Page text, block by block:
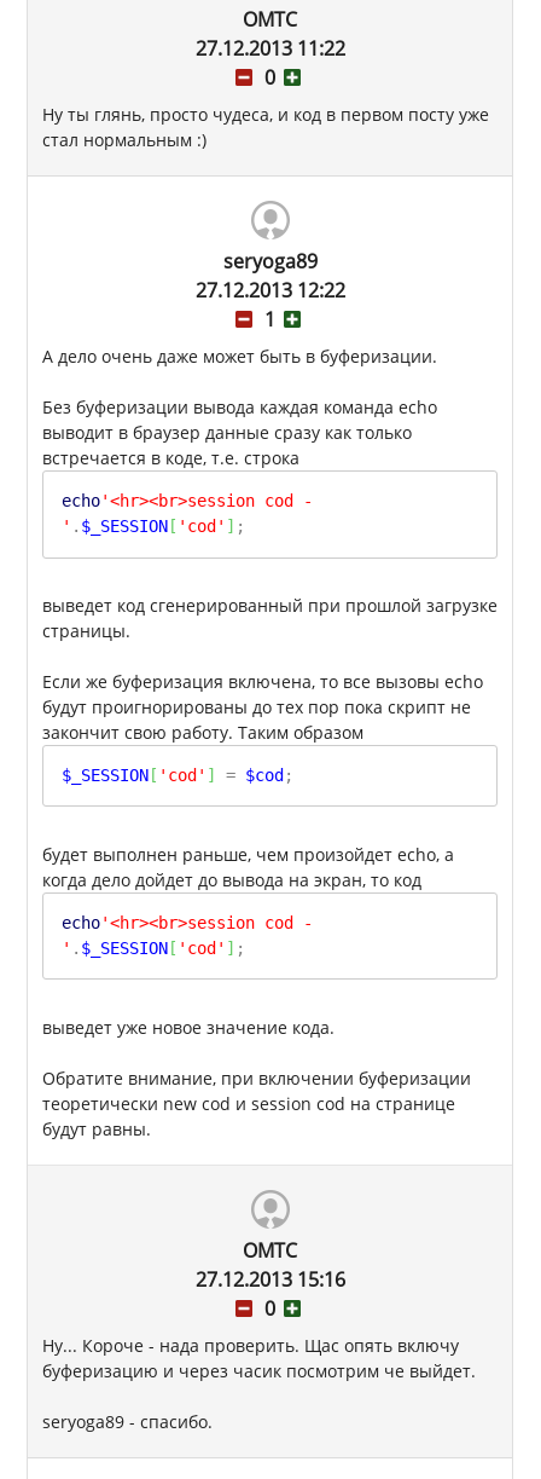
OMTC
27.12.2013 11:22
0
Ну ты глянь, просто чудеса, и код в первом посту уже
стал нормальным :)
seryoga89
27.12.2013 12:22
1
А дело очень даже может быть в буферизации.
Без буферизации вывода каждая команда echo
выводит в браузер данные сразу как только
встречается в коде, т.е. строка
echo'<hr><br>session cod -
' . $_SESSION[ 'cod' ] ;
выведет код сгенерированный при прошлой загрузке
страницы.
Если же буферизация включена, то все вызовы echo
будут проигнорированы до тех пор пока скрипт не
закончит свою работу. Таким образом
$_SESSION[ 'cod' ] = $cod ;
будет выполнен раньше, чем произойдет echo, а
когда дело дойдет до вывода на экран, то код
echo'<hr><br>session cod -
' . $_SESSION[ 'cod' ] ;
выведет уже новое значение кода.
Обратите внимание, при включении буферизации
теоретически new cod и session cod на странице
будут равны.
OMTC
27.12.2013 15:16
0
Ну... Короче - нада проверить. Щас опять включу
буферизацию и через часик посмотрим че выйдет.
seryoga89 - спасибо.